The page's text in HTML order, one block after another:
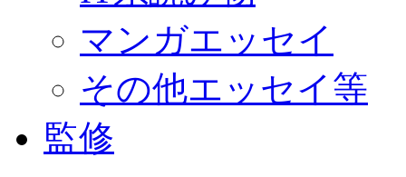
マンガエッセイ
その他エッセイ等
監修